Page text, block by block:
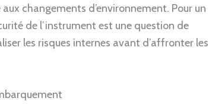
changements d’environnement. Pour un
de l’instrument est une question de
les risques internes avant d’affronter les